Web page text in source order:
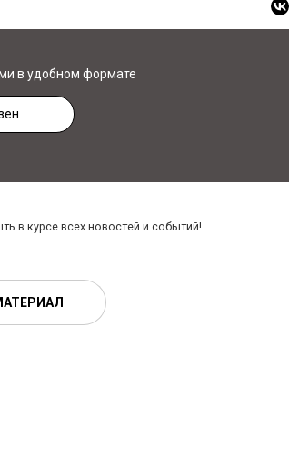
в удобном формате
в курсе всех новостей и событий!